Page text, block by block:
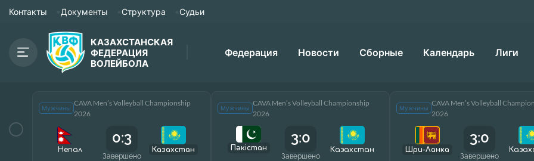
Контакты Документы Структура Судьи
КАЗАХСТАНСКАЯ
ФЕДЕРАЦИЯ
ВОЛЕЙБОЛА
Федерация Новости Сборные Календарь Лиги
Мужчины
CAVA Men’s Volleyball Championship
2026
Непал
0:3
Завершено
Казахстан
Мужчины
CAVA Men’s Volleyball Championship
2026
Пәкістан
3:0
Завершено
Казахстан
Мужчины
CAVA Men’s Volleyball
2026
Шри-Ланка
3:0
Завершено